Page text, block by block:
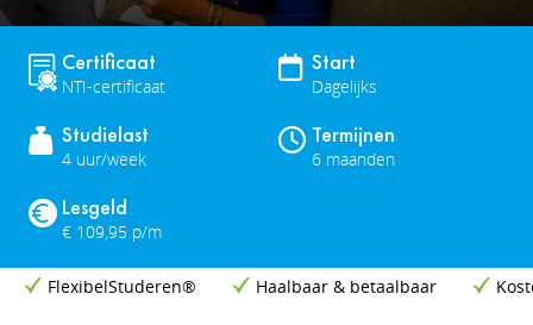
Certificaat
NTI-certificaat
Start
Dagelijks
Studielast
4 uur/week
Termijnen
6 maanden
Lesgeld
€ 109,95 p/m
FlexibelStuderen® Haalbaar & betaalbaar